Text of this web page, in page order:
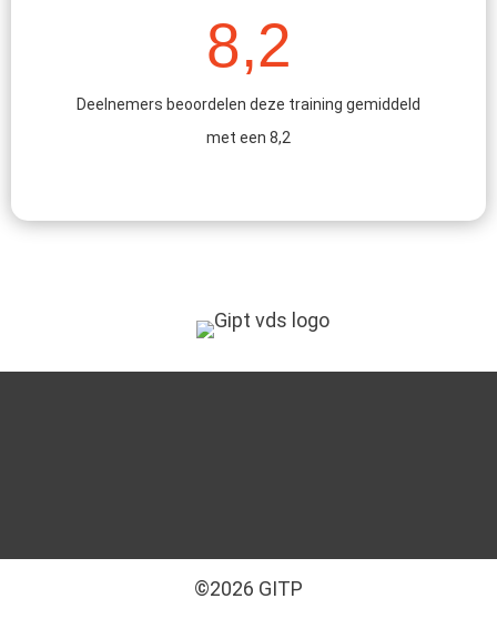
8,2
Deelnemers beoordelen deze training gemiddeld
met een 8,2
©2026 GITP